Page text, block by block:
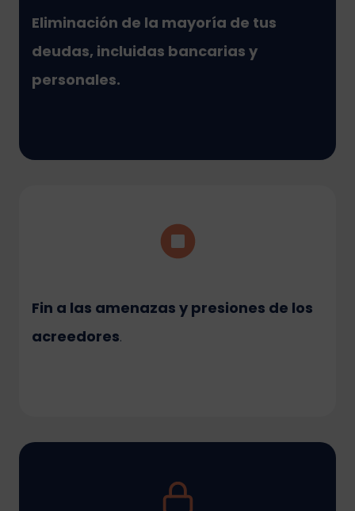
Eliminación de la mayoría de tus
deudas, incluidas bancarias y
personales.
Fin a las amenazas y presiones de los
acreedores.